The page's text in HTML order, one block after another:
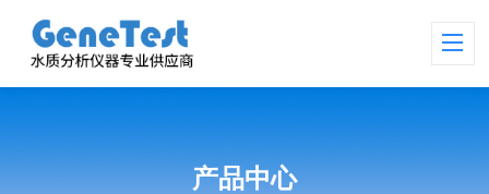
产品中心